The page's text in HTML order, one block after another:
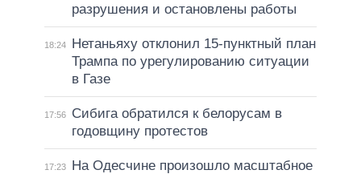
разрушения и остановлены работы
18:24
Нетаньяху отклонил 15-пунктный план
Трампа по урегулированию ситуации
в Газе
17:56
Сибига обратился к белорусам в
годовщину протестов
17:23
На Одесчине произошло масштабное